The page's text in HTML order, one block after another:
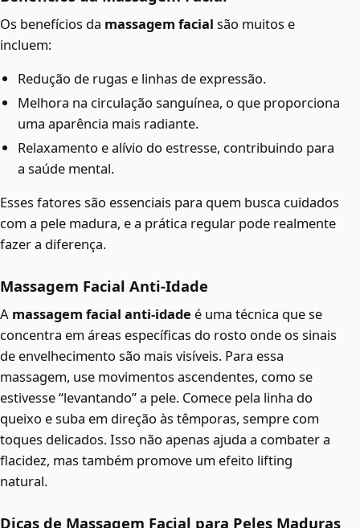
Os benefícios da massagem facial são muitos e
incluem:
Redução de rugas e linhas de expressão.
Melhora na circulação sanguínea, o que proporciona
uma aparência mais radiante.
Relaxamento e alívio do estresse, contribuindo para
a saúde mental.
Esses fatores são essenciais para quem busca cuidados
com a pele madura, e a prática regular pode realmente
fazer a diferença.
Massagem Facial Anti-Idade
A massagem facial anti-idade é uma técnica que se
concentra em áreas específicas do rosto onde os sinais
de envelhecimento são mais visíveis. Para essa
massagem, use movimentos ascendentes, como se
estivesse “levantando” a pele. Comece pela linha do
queixo e suba em direção às têmporas, sempre com
toques delicados. Isso não apenas ajuda a combater a
flacidez, mas também promove um efeito lifting
natural.
Dicas de Massagem Facial para Peles Maduras